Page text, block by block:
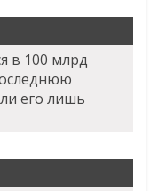
в 100 млрд
его лишь